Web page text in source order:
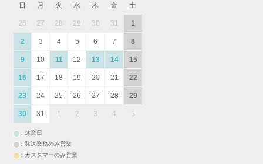
日
月 火 水 木 金 土
26 27 28 29 30 31 1
2 3 4 5 6 7 8
9 10 11 12 13 14 15
16 17 18 19 20 21 22
23 24 25 26 27 28 29
30 31 1 2 3 4 5
：休業日
：発送業務のみ営業
：カスタマーのみ営業